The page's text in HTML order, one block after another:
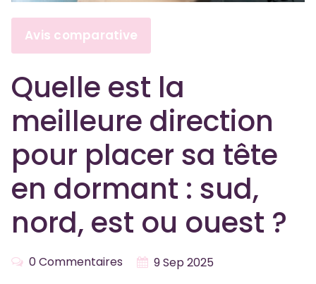
Avis comparative
Quelle est la
meilleure direction
pour placer sa tête
en dormant : sud,
nord, est ou ouest ?
0 Commentaires
9 Sep 2025